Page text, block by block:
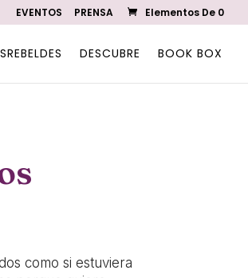
EVENTOS PRENSA Elementos De 0
DESCUBRE BOOK BOX
como si estuviera